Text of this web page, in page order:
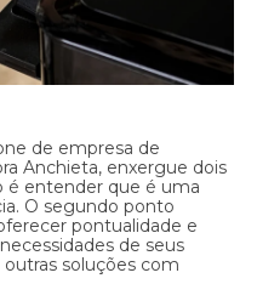
de empresa de
Anchieta, enxergue dois
é entender que é uma
O segundo ponto
pontualidade e
de seus
outras soluções com